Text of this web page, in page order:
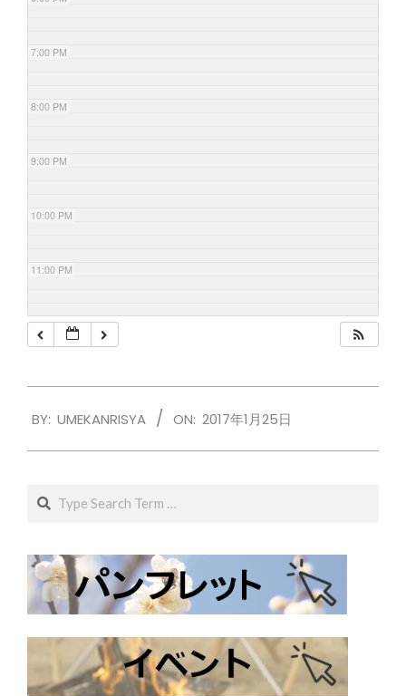
7:00 PM
8:00 PM
9:00 PM
10:00 PM
11:00 PM
01-
BY: UMEKANRISYA ON: 2017年1月25日
Search